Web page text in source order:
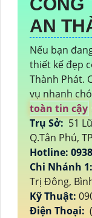
AN
Nếu bạn
thiết kế đẹp
Thành Phát.
vụ nhanh
toàn tin cậy
Trụ Sở: 51
Q.Tân Phú,
Hotline:
Chi Nhánh 1:
Trị Đông,
Kỹ Thuật:
Điện Thoại: